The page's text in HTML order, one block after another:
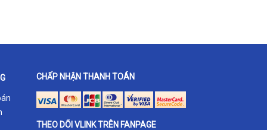
CHẤP NHẬN THANH TOÁN
THEO DÕI VLINK TRÊN FANPAGE